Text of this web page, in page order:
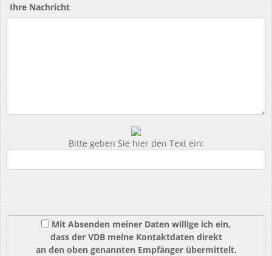
Ihre Nachricht
Bitte geben Sie hier den Text ein:
Mit Absenden meiner Daten willige ich ein,
dass der VDB meine Kontaktdaten direkt
an den oben genannten Empfänger übermittelt.